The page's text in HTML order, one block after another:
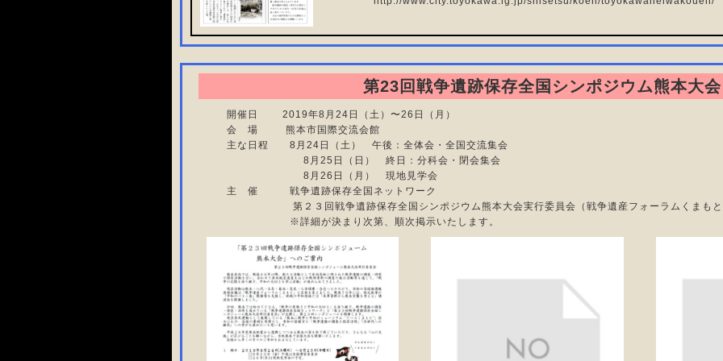
第23回戦争遺跡保存全国シンポジウム熊本大会
開催日 2019年8月24日（土）〜26日（月）
会 場 熊本市国際交流会館
主な日程 8月24日（土） 午後：全体会・全国交流集会
8月25日（日） 終日：分科会・閉会集会
8月26日（月） 現地見学会
主 催 戦争遺跡保存全国ネットワーク
第２３回戦争遺跡保存全国シンポジウム熊本大会実行委員会（戦争遺産フォーラムくまも
※詳細が決まり次第、順次掲示いたします。